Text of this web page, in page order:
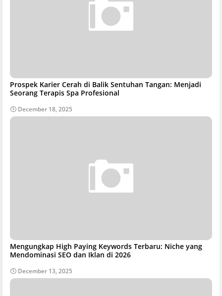
Prospek Karier Cerah di Balik Sentuhan Tangan: Menjadi
Seorang Terapis Spa Profesional
December 18, 2025
Mengungkap High Paying Keywords Terbaru: Niche yang
Mendominasi SEO dan Iklan di 2026
December 13, 2025